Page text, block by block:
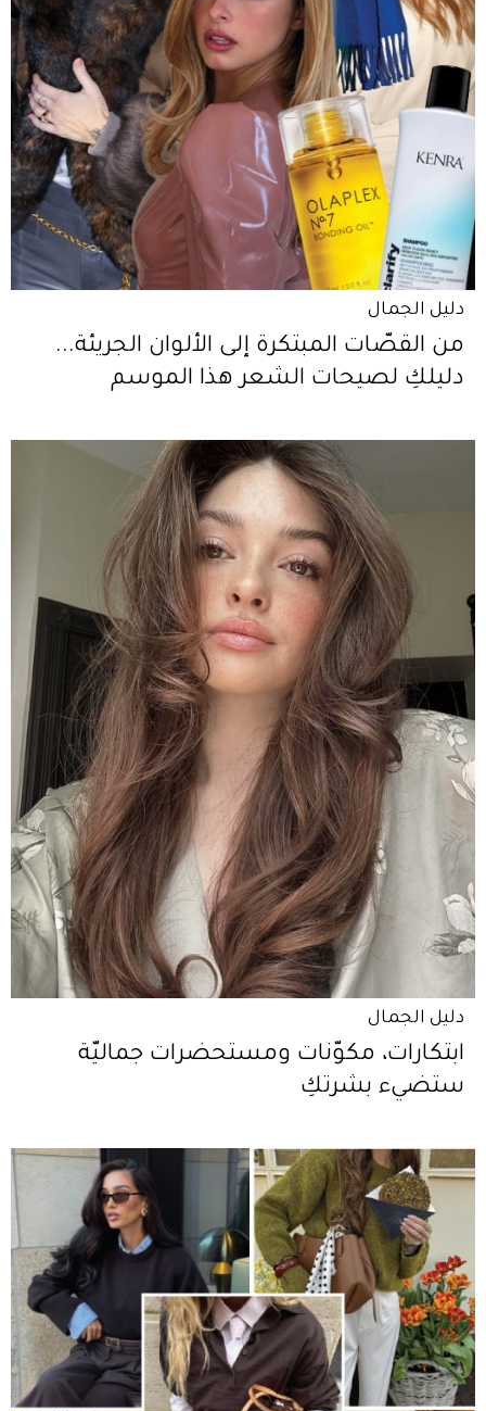
دليل الجمال
من القصّات المبتكرة إلى الألوان الجريئة...
دليلكِ لصيحات الشعر هذا الموسم
دليل الجمال
ابتكارات، مكوّنات ومستحضرات جماليّة
ستضيء بشرتكِ